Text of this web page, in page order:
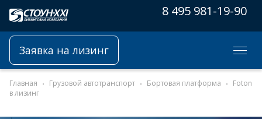
8 495 981-19-90
Заявка на лизинг
Главная Грузовой автотранспорт Бортовая платформа
Foton
в лизинг